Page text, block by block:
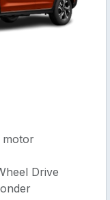
motor
Drive